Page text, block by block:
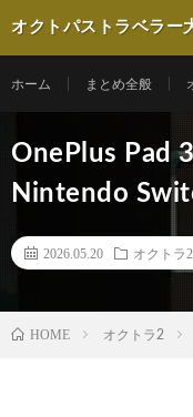
オクトパストラベラー
ホーム まとめ全般
OnePlus Pad
Nintendo
2026.05.20 オクトラ2
HOME オクトラ2